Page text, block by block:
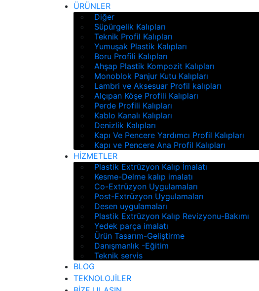
ÜRÜNLER
Diğer
Süpürgelik Kalıpları
Teknik Profil Kalıpları
Yumuşak Plastik Kalıpları
Boru Profili Kalıpları
Ahşap Plastik Kompozit Kalıpları
Monoblok Panjur Kutu Kalıpları
Lambri ve Aksesuar Profil kalıpları
Alçıpan Köşe Profili Kalıpları
Perde Profili Kalıpları
Kablo Kanalı Kalıpları
Denizlik Kalıpları
Kapı Ve Pencere Yardımcı Profil Kalıpları
Kapı ve Pencere Ana Profil Kalıpları
HİZMETLER
Plastik Extrüzyon Kalıp İmalatı
Kesme-Delme kalıp imalatı
Co-Extrüzyon Uygulamaları
Post-Extrüzyon Uygulamaları
Desen uygulamaları
Plastik Extrüzyon Kalıp Revizyonu-Bakımı
Yedek parça imalatı
Ürün Tasarım-Geliştirme
Danışmanlık -Eğitim
Teknik servis
BLOG
TEKNOLOJİLER